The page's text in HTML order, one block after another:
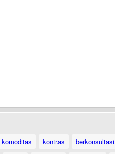
komoditas kontras berkonsultasi